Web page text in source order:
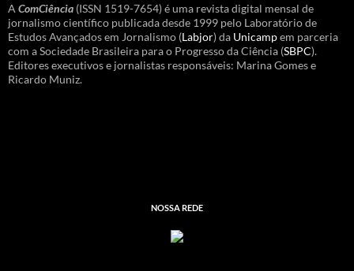
A ComCiência (ISSN 1519-7654) é uma revista digital mensal de
jornalismo científico publicada desde 1999 pelo Laboratório de
Estudos Avançados em Jornalismo (Labjor) da Unicampem parceria
com a Sociedade Brasileira para o Progresso da Ciência (SBPC).
Editores executivos e jornalistas responsáveis: Marina Gomes e
Ricardo Muniz.
NOSSA REDE